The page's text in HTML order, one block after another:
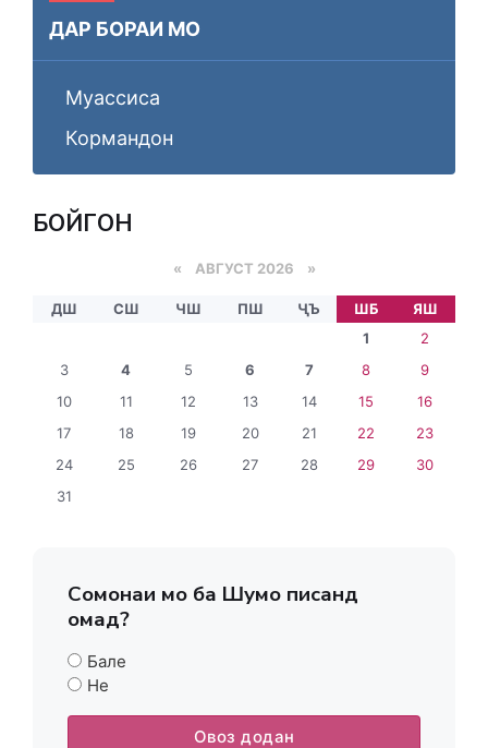
ДАР БОРАИ МО
Муассиса
Кормандон
БОЙГОНӢ
« АВГУСТ 2026 »
ДШ СШ ЧШ ПШ ҶЪ ШБ
ЯШ
1
2
3
4 5 6 7 8
9
10
11 12 13 14 15
16
17
18 19 20 21 22
23
24
25 26 27 28 29
30
31
Сомонаи мо ба Шумо писанд
омад?
Бале
Не
Овоз додан